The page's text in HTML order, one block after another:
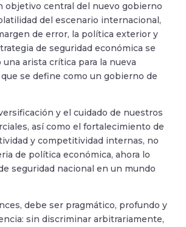
objetivo central del nuevo gobierno
del escenario internacional,
de error, la política exterior y
de seguridad económica se
arista crítica para la nueva
se define como un gobierno de
y el cuidado de nuestros
así como el fortalecimiento de
y competitividad internas, no
de política económica, ahora lo
seguridad nacional en un mundo
debe ser pragmático, profundo y
sin discriminar arbitrariamente,